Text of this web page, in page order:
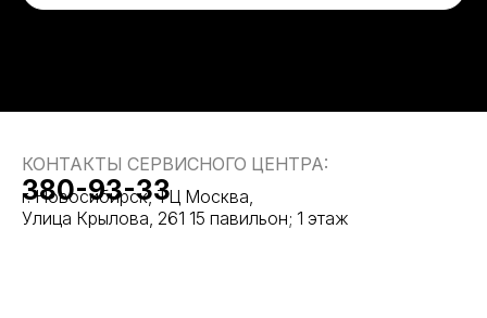
КОНТАКТЫ СЕРВИСНОГО ЦЕНТРА:
г. Новосибирск, ТЦ Москва,
Улица Крылова, 261 15 павильон; 1 этаж
380-93-33